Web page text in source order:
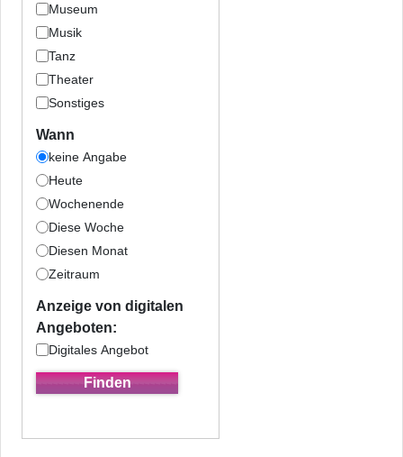
Museum
Musik
Tanz
Theater
Sonstiges
Wann
keine Angabe
Heute
Wochenende
Diese Woche
Diesen Monat
Zeitraum
Anzeige von digitalen
Angeboten:
Digitales Angebot